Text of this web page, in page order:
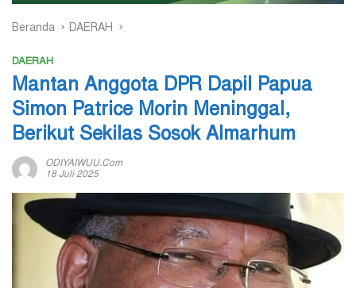
Beranda DAERAH
DAERAH
Mantan Anggota DPR Dapil Papua
Simon Patrice Morin Meninggal,
Berikut Sekilas Sosok Almarhum
ODIYAIWUU.com
18 Juli 2025